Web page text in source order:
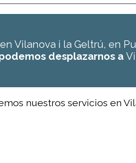
Vilanova i la Geltrú, en
desplazarnos a
nuestros servicios en